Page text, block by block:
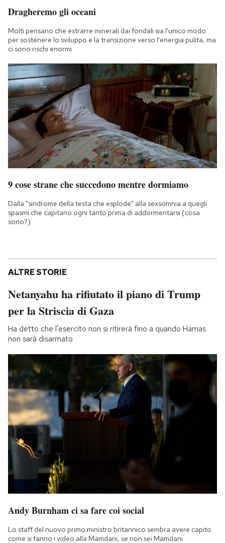
Dragheremo gli oceani
Molti pensano che estrarre minerali dai fondali sia l'unico modo
per sostenere lo sviluppo e la transizione verso l'energia pulita, ma
ci sono rischi enormi
9 cose strane che succedono mentre dormiamo
Dalla "sindrome della testa che esplode" alla sexsomnia a quegli
spasmi che capitano ogni tanto prima di addormentarsi (cosa
sono?)
ALTRE STORIE
Netanyahu ha rifiutato il piano di Trump
per la Striscia di Gaza
Ha detto che l'esercito non si ritirerà fino a quando Hamas
non sarà disarmato
Andy Burnham ci sa fare coi social
Lo staff del nuovo primo ministro britannico sembra avere capito
come si fanno i video alla Mamdani, se non sei Mamdani